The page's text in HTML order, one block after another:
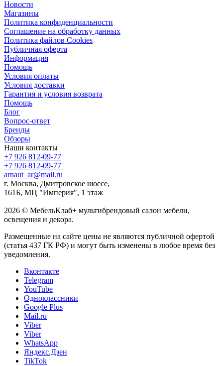
Новости
Магазины
Политика конфиденциальности
Соглашение на обработку данных
Политика файлов Cookies
Публичная оферта
Информация
Помощь
Условия оплаты
Условия доставки
Гарантия и условия возврата
Помощь
Блог
Вопрос-ответ
Бренды
Обзоры
Наши контакты
+7 926 812-09-77
+7 926 812-09-77
arnaut_ar@mail.ru
г. Москва, Дмитровское шоссе,
161Б, МЦ "Империя", 1 этаж
2026 © МебельКлаб+ мультибрендовый салон мебели,
освещения и декора.
Размещенные на сайте цены не являются публичной офертой
(статья 437 ГК РФ) и могут быть изменены в любое время без
уведомления.
Вконтакте
Telegram
YouTube
Одноклассники
Google Plus
Mail.ru
Viber
Viber
WhatsApp
Яндекс.Дзен
TikTok